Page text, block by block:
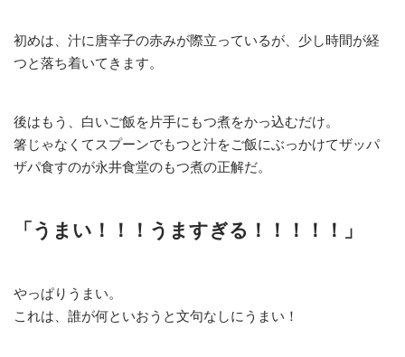
初めは、汁に唐辛子の赤みが際立っているが、少し時間が経
つと落ち着いてきます。
後はもう、白いご飯を片手にもつ煮をかっ込むだけ。
箸じゃなくてスプーンでもつと汁をご飯にぶっかけてザッパ
ザパ食すのが永井食堂のもつ煮の正解だ。
「うまい！！！うますぎる！！！！！」
やっぱりうまい。
これは、誰が何といおうと文句なしにうまい！